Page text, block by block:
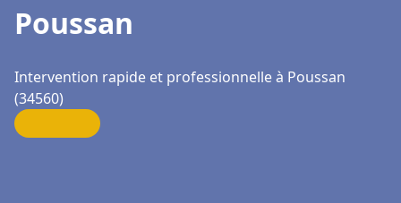
Poussan
Intervention rapide et professionnelle à Poussan
(34560)